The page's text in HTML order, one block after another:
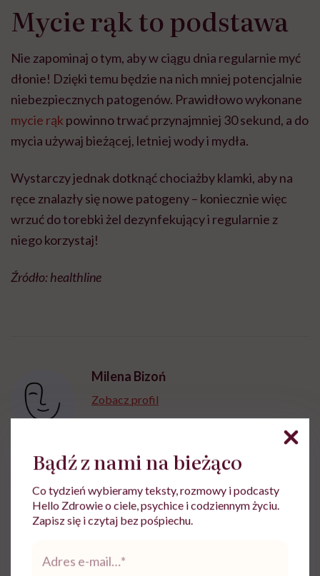
Mycie rąk to podstawa
Nie zapominaj o tym, aby w ciągu dnia regularnie myć
dłonie! Dzięki temu będzie na nich mniej potencjalnie
niebezpiecznych patogenów. Prawidłowo wykonane
mycie rąk powinno trwać przynajmniej 30 sekund, a do
mycia używaj bieżącej, letniej wody i mydła.
Wystarczy jednak dotknąć chociażby klamki, aby na
ręce znalazły się nowe patogeny – koniecznie więc
wrzuć do torebki żel dezynfekujący i regularnie z
niego korzystaj!
Źródło: healthline
Milena Bizoń
Zobacz profil
Bakterie Twarz
Bądź z nami na bieżąco
Co tydzień wybieramy teksty, rozmowy i podcasty
Hello Zdrowie o ciele, psychice i codziennym życiu.
Zapisz się i czytaj bez pośpiechu.
mail*